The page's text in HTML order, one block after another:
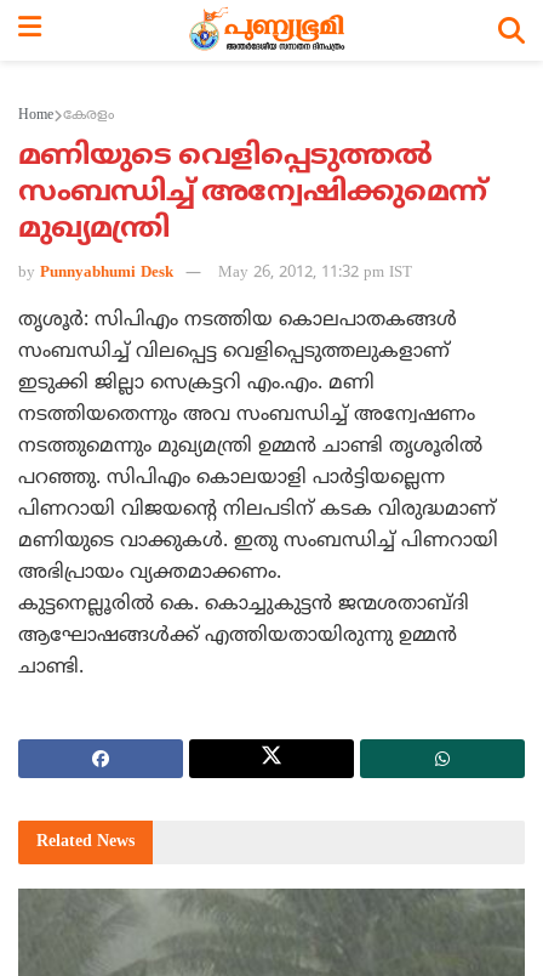
Home കേരളം
മണിയുടെ വെളിപ്പെടുത്തല്‍
സംബന്ധിച്ച് അന്വേഷിക്കുമെന്ന്
മുഖ്യമന്ത്രി
by Punnyabhumi Desk May 26, 2012, 11:32 pm IST
തൃശൂര്‍: സിപിഎം നടത്തിയ കൊലപാതകങ്ങള്‍
സംബന്ധിച്ച് വിലപ്പെട്ട വെളിപ്പെടുത്തലുകളാണ്
ഇടുക്കി ജില്ലാ സെക്രട്ടറി എം.എം. മണി
നടത്തിയതെന്നും അവ സംബന്ധിച്ച് അന്വേഷണം
നടത്തുമെന്നും മുഖ്യമന്ത്രി ഉമ്മന്‍ ചാണ്ടി തൃശൂരില്‍
പറഞ്ഞു. സിപിഎം കൊലയാളി പാര്‍ട്ടിയല്ലെന്ന
പിണറായി വിജയന്റെ നിലപടിന് കടക വിരുദ്ധമാണ്
മണിയുടെ വാക്കുകള്‍. ഇതു സംബന്ധിച്ച് പിണറായി
അഭിപ്രായം വ്യക്തമാക്കണം.
കുട്ടനെല്ലൂരില്‍ കെ. കൊച്ചുകുട്ടന്‍ ജന്മശതാബ്ദി
ആഘോഷങ്ങള്‍ക്ക് എത്തിയതായിരുന്നു ഉമ്മന്‍
ചാണ്ടി.
Related News